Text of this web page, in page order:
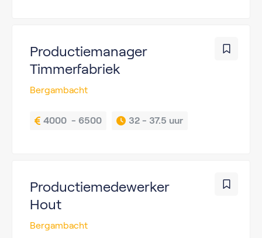
Productiemanager
Timmerfabriek
Bergambacht
4000  - 6500 32 - 37.5 uur
Productiemedewerker
Hout
Bergambacht